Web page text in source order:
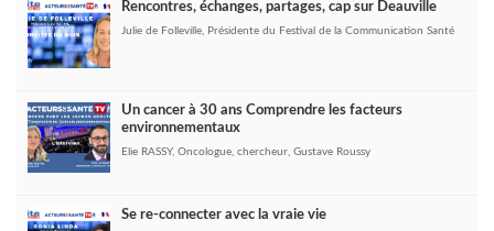
Rencontres, échanges, partages, cap sur Deauville
Julie de Folleville, Présidente du Festival de la Communication Santé
Un cancer à 30 ans Comprendre les facteurs
environnementaux
Elie RASSY, Oncologue, chercheur, Gustave Roussy
Se re-connecter avec la vraie vie